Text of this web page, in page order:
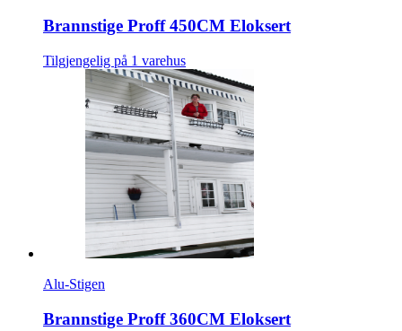
Brannstige Proff 450CM Eloksert
Tilgjengelig på 1 varehus
Alu-Stigen
Brannstige Proff 360CM Eloksert